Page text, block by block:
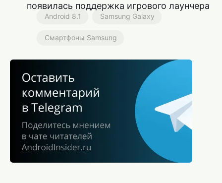
появилась поддержка игрового лаунчера
Android 8.1 Samsung Galaxy
Смартфоны Samsung